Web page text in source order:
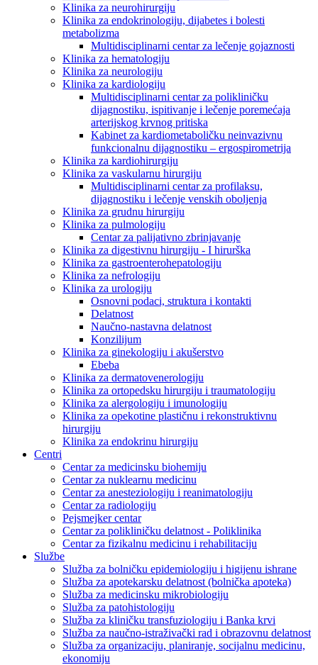
Klinika za neurohirurgiju
Klinika za endokrinologiju, dijabetes i bolesti
metabolizma
Multidisciplinarni centar za lečenje gojaznosti
Klinika za hematologiju
Klinika za neurologiju
Klinika za kardiologiju
Multidisciplinarni centar za polikliničku
dijagnostiku, ispitivanje i lečenje poremećaja
arterijskog krvnog pritiska
Kabinet za kardiometaboličku neinvazivnu
funkcionalnu dijagnostiku – ergospirometrija
Klinika za kardiohirurgiju
Klinika za vaskularnu hirurgiju
Multidisciplinarni centar za profilaksu,
dijagnostiku i lečenje venskih oboljenja
Klinika za grudnu hirurgiju
Klinika za pulmologiju
Centar za palijativno zbrinjavanje
Klinika za digestivnu hirurgiju - I hirurška
Klinika za gastroenterohepatologiju
Klinika za nefrologiju
Klinika za urologiju
Osnovni podaci, struktura i kontakti
Delatnost
Naučno-nastavna delatnost
Konzilijum
Klinika za ginekologiju i akušerstvo
Ebeba
Klinika za dermatovenerologiju
Klinika za ortopedsku hirurgiju i traumatologiju
Klinika za alergologiju i imunologiju
Klinika za opekotine plastičnu i rekonstruktivnu
hirurgiju
Klinika za endokrinu hirurgiju
Centri
Centar za medicinsku biohemiju
Centar za nuklearnu medicinu
Centar za anesteziologiju i reanimatologiju
Centar za radiologiju
Pejsmejker centar
Centar za polikliničku delatnost - Poliklinika
Centar za fizikalnu medicinu i rehabilitaciju
Službe
Služba za bolničku epidemiologiju i higijenu ishrane
Služba za apotekarsku delatnost (bolnička apoteka)
Služba za medicinsku mikrobiologiju
Služba za patohistologiju
Služba za kliničku transfuziologiju i Banka krvi
Služba za naučno-istraživački rad i obrazovnu delatnost
Služba za organizaciju, planiranje, socijalnu medicinu,
ekonomiju